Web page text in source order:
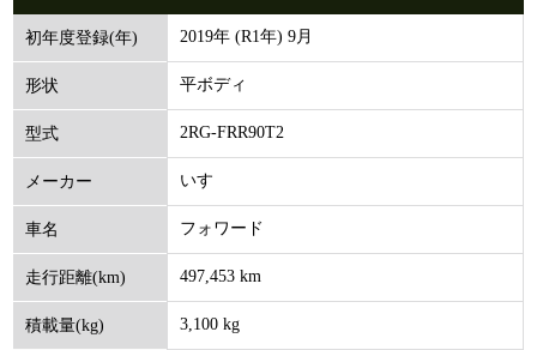
初年度登録(年) 2019年 (R1年) 9月
形状 平ボディ
型式 2RG-FRR90T2
メーカー いすゞ
車名 フォワード
走行距離(km) 497,453 km
積載量(kg) 3,100 kg